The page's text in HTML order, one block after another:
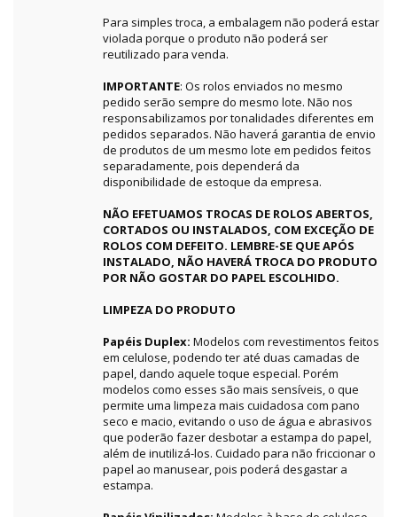
Para simples troca, a embalagem não poderá estar
violada porque o produto não poderá ser
reutilizado para venda.
IMPORTANTE: Os rolos enviados no mesmo
pedido serão sempre do mesmo lote. Não nos
responsabilizamos por tonalidades diferentes em
pedidos separados. Não haverá garantia de envio
de produtos de um mesmo lote em pedidos feitos
separadamente, pois dependerá da
disponibilidade de estoque da empresa.
NÃO EFETUAMOS TROCAS DE ROLOS ABERTOS,
CORTADOS OU INSTALADOS, COM EXCEÇÃO DE
ROLOS COM DEFEITO. LEMBRE-SE QUE APÓS
INSTALADO, NÃO HAVERÁ TROCA DO PRODUTO
POR NÃO GOSTAR DO PAPEL ESCOLHIDO.
LIMPEZA DO PRODUTO
Papéis Duplex: Modelos com revestimentos feitos
em celulose, podendo ter até duas camadas de
papel, dando aquele toque especial. Porém
modelos como esses são mais sensíveis, o que
permite uma limpeza mais cuidadosa com pano
seco e macio, evitando o uso de água e abrasivos
que poderão fazer desbotar a estampa do papel,
além de inutilizá-los. Cuidado para não friccionar o
papel ao manusear, pois poderá desgastar a
estampa.